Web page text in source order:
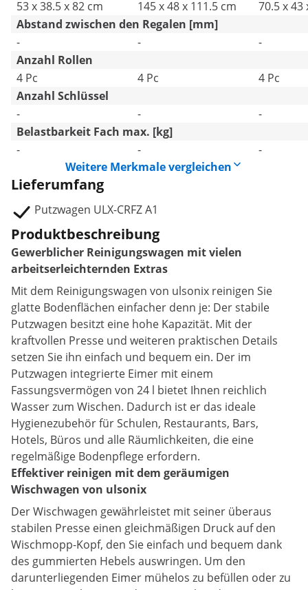
53 x 38.5 x 82 cm
145 x 48 x 111.5 cm
70.5 x 43
Abstand zwischen den Regalen [mm]
-
-
-
Anzahl Rollen
4 Pc
4 Pc
4 Pc
Anzahl Schlüssel
-
-
-
Belastbarkeit Fach max. [kg]
-
-
-
Weitere Merkmale vergleichen
Lieferumfang
Putzwagen ULX-CRFZ A1
Produktbeschreibung
Gewerblicher Reinigungswagen mit vielen
arbeitserleichternden Extras
Mit dem Reinigungswagen von ulsonix reinigen Sie
glatte Bodenflächen einfacher denn je: Der stabile
Putzwagen besitzt eine hohe Kapazität. Mit der
kraftvollen Presse und weiteren praktischen Details
setzen Sie ihn einfach und bequem ein. Der im
Putzwagen integrierte Eimer mit einem
Fassungsvermögen von 24 l bietet Ihnen reichlich
Wasser zum Wischen. Dadurch ist er das ideale
Hygienezubehör für Schulen, Restaurants, Bars,
Hotels, Büros und alle Räumlichkeiten, die eine
regelmäßige Bodenpflege erfordern.
Effektiver reinigen mit dem geräumigen
Wischwagen von ulsonix
Der Wischwagen gewährleistet mit seiner überaus
stabilen Presse einen gleichmäßigen Druck auf den
Wischmopp-Kopf, den Sie einfach und bequem dank
des gummierten Hebels auswringen. Um den
darunterliegenden Eimer mühelos zu befüllen oder zu